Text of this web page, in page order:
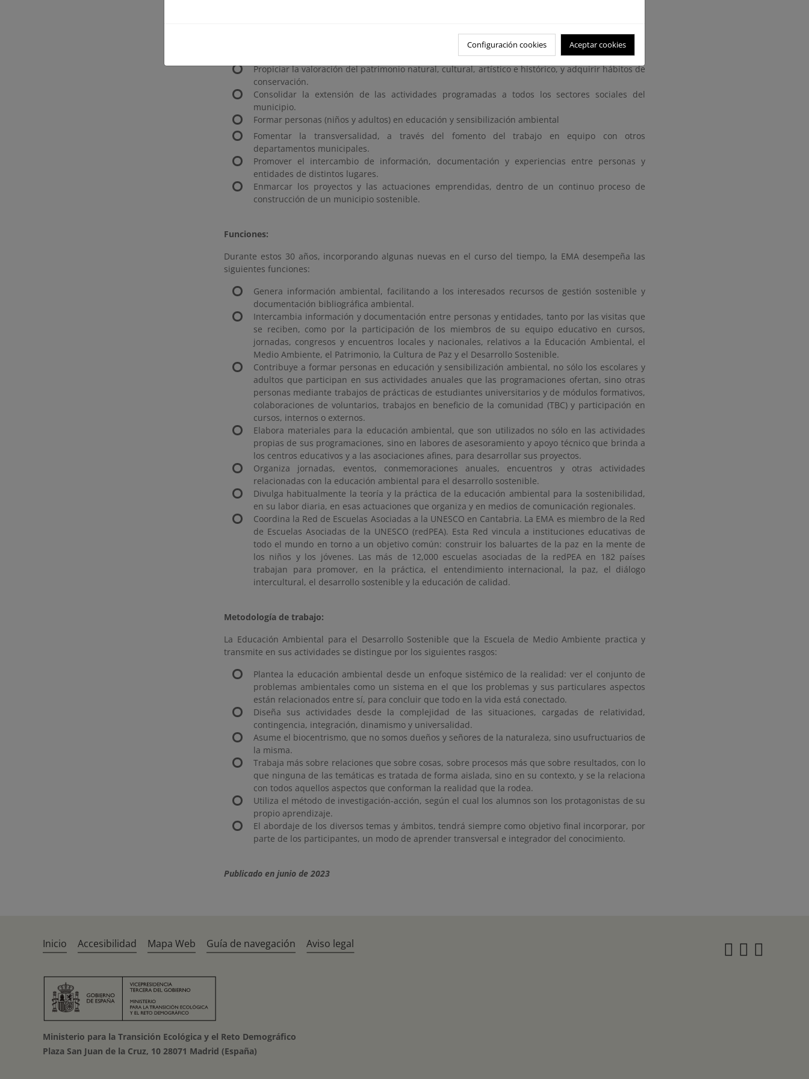
Promocionar y divulgar el concepto de Desarrollo Sostenible mediante el apoyo y ejemplo de
una gestión sostenible de los recursos naturales llevada a cabo en nuestras actuaciones.
Propiciar la valoración del patrimonio natural, cultural, artístico e histórico, y adquirir hábitos de
conservación.
Consolidar la extensión de las actividades programadas a todos los sectores sociales del
municipio.
Formar personas (niños y adultos) en educación y sensibilización ambiental
Fomentar la transversalidad, a través del fomento del trabajo en equipo con otros
departamentos municipales.
Promover el intercambio de información, documentación y experiencias entre personas y
entidades de distintos lugares.
Enmarcar los proyectos y las actuaciones emprendidas, dentro de un continuo proceso de
construcción de un municipio sostenible.
Funciones:
Durante estos 30 años, incorporando algunas nuevas en el curso del tiempo, la EMA desempeña las
siguientes funciones:
Genera información ambiental, facilitando a los interesados recursos de gestión sostenible y
documentación bibliográfica ambiental.
Intercambia información y documentación entre personas y entidades, tanto por las visitas que
se reciben, como por la participación de los miembros de su equipo educativo en cursos,
jornadas, congresos y encuentros locales y nacionales, relativos a la Educación Ambiental, el
Medio Ambiente, el Patrimonio, la Cultura de Paz y el Desarrollo Sostenible.
Contribuye a formar personas en educación y sensibilización ambiental, no sólo los escolares y
adultos que participan en sus actividades anuales que las programaciones ofertan, sino otras
personas mediante trabajos de prácticas de estudiantes universitarios y de módulos formativos,
colaboraciones de voluntarios, trabajos en beneficio de la comunidad (TBC) y participación en
cursos, internos o externos.
Elabora materiales para la educación ambiental, que son utilizados no sólo en las actividades
propias de sus programaciones, sino en labores de asesoramiento y apoyo técnico que brinda a
los centros educativos y a las asociaciones afines, para desarrollar sus proyectos.
Organiza jornadas, eventos, conmemoraciones anuales, encuentros y otras actividades
relacionadas con la educación ambiental para el desarrollo sostenible.
Divulga habitualmente la teoría y la práctica de la educación ambiental para la sostenibilidad,
en su labor diaria, en esas actuaciones que organiza y en medios de comunicación regionales.
Coordina la Red de Escuelas Asociadas a la UNESCO en Cantabria. La EMA es miembro de la Red
de Escuelas Asociadas de la UNESCO (redPEA). Esta Red vincula a instituciones educativas de
todo el mundo en torno a un objetivo común: construir los baluartes de la paz en la mente de
los niños y los jóvenes. Las más de 12,000 escuelas asociadas de la redPEA en 182 países
trabajan para promover, en la práctica, el entendimiento internacional, la paz, el diálogo
intercultural, el desarrollo sostenible y la educación de calidad.
Metodología de trabajo:
La Educación Ambiental para el Desarrollo Sostenible que la Escuela de Medio Ambiente practica y
transmite en sus actividades se distingue por los siguientes rasgos:
Plantea la educación ambiental desde un enfoque sistémico de la realidad: ver el conjunto de
problemas ambientales como un sistema en el que los problemas y sus particulares aspectos
están relacionados entre sí, para concluir que todo en la vida está conectado.
Diseña sus actividades desde la complejidad de las situaciones, cargadas de relatividad,
contingencia, integración, dinamismo y universalidad.
Asume el biocentrismo, que no somos dueños y señores de la naturaleza, sino usufructuarios de
la misma.
Trabaja más sobre relaciones que sobre cosas, sobre procesos más que sobre resultados, con lo
que ninguna de las temáticas es tratada de forma aislada, sino en su contexto, y se la relaciona
con todos aquellos aspectos que conforman la realidad que la rodea.
Utiliza el método de investigación-acción, según el cual los alumnos son los protagonistas de su
propio aprendizaje.
El abordaje de los diversos temas y ámbitos, tendrá siempre como objetivo final incorporar, por
parte de los participantes, un modo de aprender transversal e integrador del conocimiento.
Publicado en junio de 2023
Configuración cookies Aceptar cookies
Inicio Accesibilidad Mapa Web Guía de navegación Aviso legal Twitter
Ministerio para la Transición Ecológica y el Reto Demográfico
Plaza San Juan de la Cruz, 10 28071 Madrid (España)